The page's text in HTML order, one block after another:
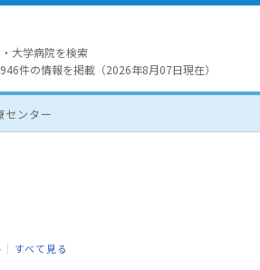
大学病院を検索
件の情報を掲載（2026年8月07日現在）
センター
すべて見る